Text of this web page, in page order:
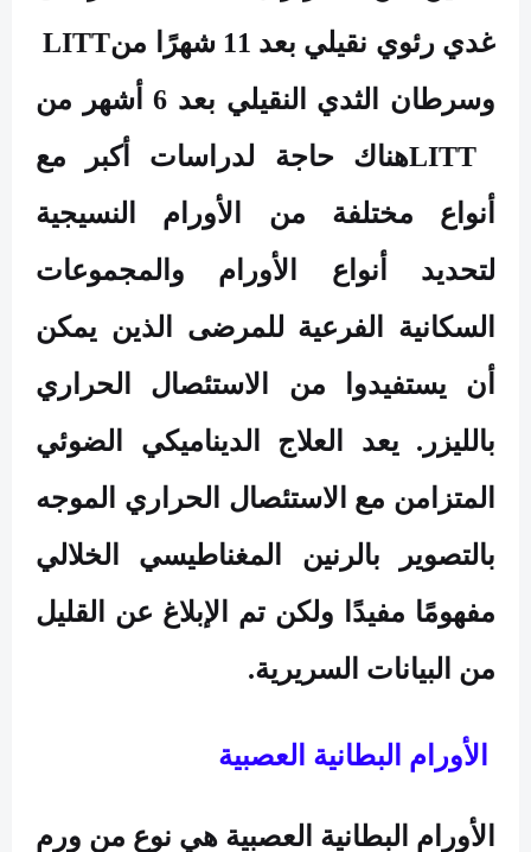
غدي رئوي نقيلي بعد 11 شهرًا من
LITT
وسرطان الثدي النقيلي بعد 6 أشهر من
LITTهناك حاجة لدراسات أكبر مع
أنواع مختلفة من الأورام النسيجية
لتحديد أنواع الأورام والمجموعات
السكانية الفرعية للمرضى الذين يمكن
أن يستفيدوا من الاستئصال الحراري
بالليزر. يعد العلاج الديناميكي الضوئي
المتزامن مع الاستئصال الحراري الموجه
بالتصوير بالرنين المغناطيسي الخلالي
مفهومًا مفيدًا ولكن تم الإبلاغ عن القليل
من البيانات السريرية.
الأورام البطانية العصبية
الأورام البطانية العصبية هي نوع من ورم